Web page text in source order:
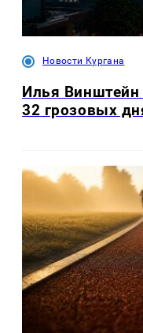
Новости Кургана
Илья
32 грозовых